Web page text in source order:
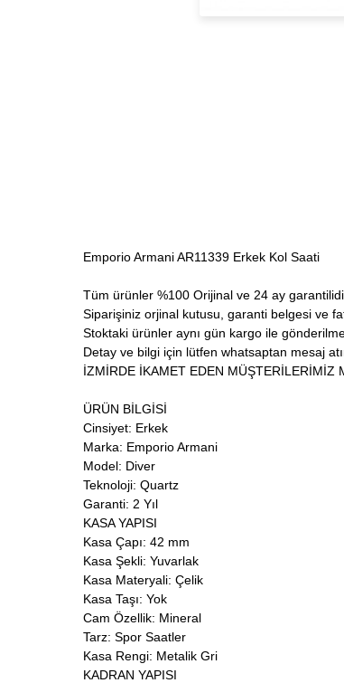
Emporio Armani AR11339 Erkek Kol Saati
Tüm ürünler %100 Orijinal ve 24 ay
Siparişiniz orjinal kutusu, garanti belgesi ve
Stoktaki ürünler aynı gün kargo ile
Detay ve bilgi için lütfen whatsaptan mesaj
İZMİRDE İKAMET EDEN MÜŞTERİLERİMİZ
ÜRÜN BİLGİSİ
Cinsiyet: Erkek
Marka: Emporio Armani
Model: Diver
Teknoloji: Quartz
Garanti: 2 Yıl
KASA YAPISI
Kasa Çapı: 42 mm
Kasa Şekli: Yuvarlak
Kasa Materyali: Çelik
Kasa Taşı: Yok
Cam Özellik: Mineral
Tarz: Spor Saatler
Kasa Rengi: Metalik Gri
KADRAN YAPISI